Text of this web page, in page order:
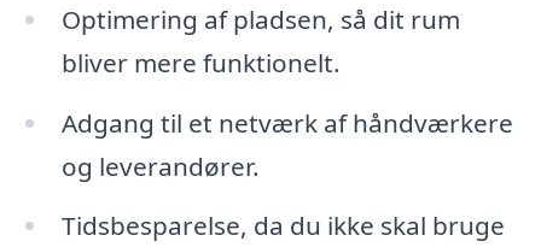
Optimering af pladsen, så dit rum
bliver mere funktionelt.
Adgang til et netværk af håndværkere
og leverandører.
Tidsbesparelse, da du ikke skal bruge